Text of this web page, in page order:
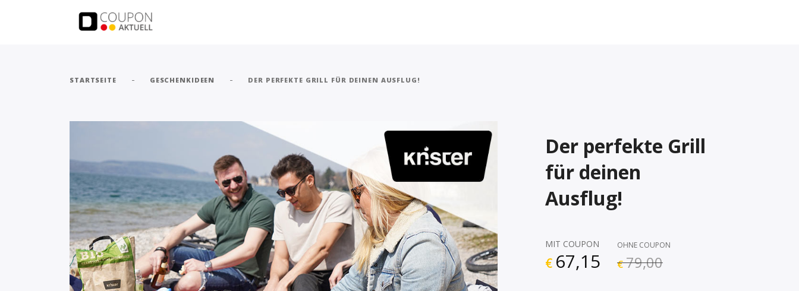
STARTSEITE - GESCHENKIDEEN - DER PERFEKTE GRILL FÜR DEINEN AUSFLUG!
Der perfekte Grill
für deinen
Ausflug!
MIT COUPON
€ 67,15
OHNE COUPON
€ 79,00